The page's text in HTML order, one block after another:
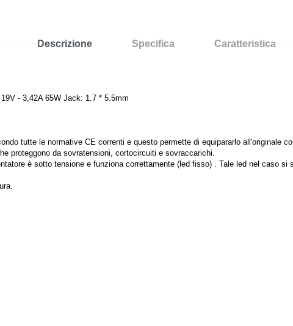
Descrizione Specifica Caratteristica
- 3,42A 65W Jack: 1.7 * 5.5mm
tutte le normative CE correnti e questo permette di equipararlo all'originale
proteggono da sovratensioni, cortocircuiti e sovraccarichi.
è sotto tensione e funziona correttamente (led fisso) . Tale led nel caso